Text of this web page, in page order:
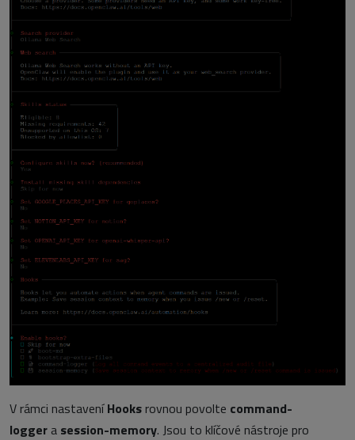
V rámci nastaveníHooks rovnou povolte command-
logger a session-memory. Jsou to klíčové nástroje pro